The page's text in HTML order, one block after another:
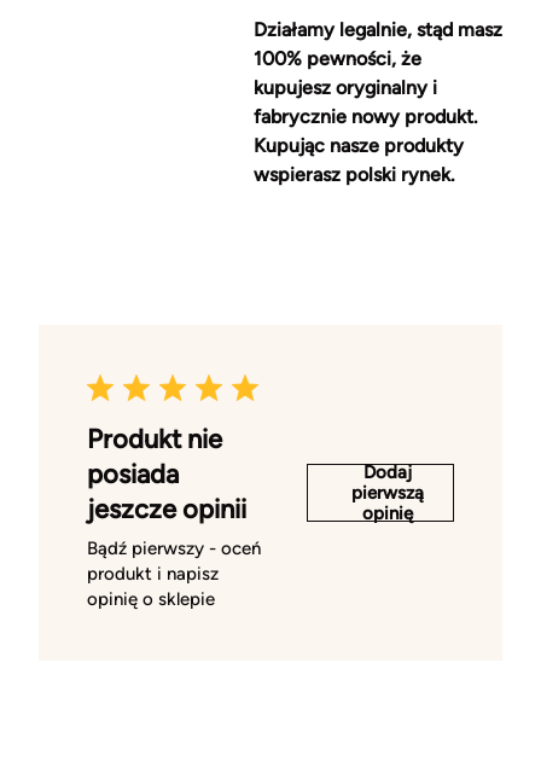
Działamy legalnie, stąd masz
100% pewności, że
kupujesz oryginalny i
fabrycznie nowy produkt.
Kupując nasze produkty
wspierasz polski rynek.
Produkt nie
posiada
jeszcze opinii
Bądź pierwszy - oceń
produkt i napisz
opinię o sklepie
Dodaj
pierwszą
opinię